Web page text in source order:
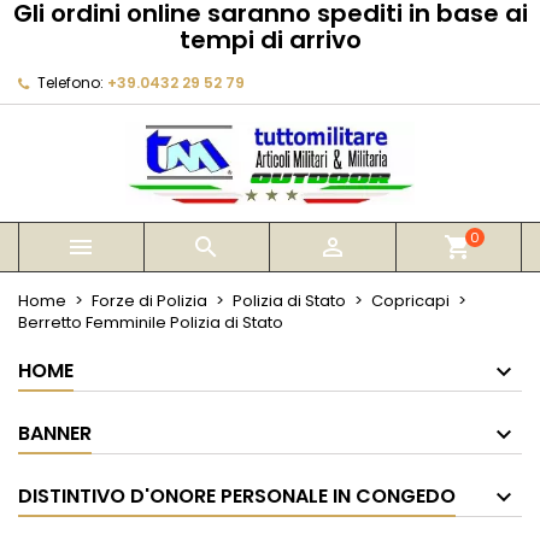
Gli ordini online saranno spediti in base ai
tempi di arrivo
Telefono: +39.0432 29 52 79
   shopping_cart0
Home Forze di Polizia Polizia di Stato
Copricapi
Berretto Femminile Polizia di Stato
HOME
BANNER
DISTINTIVO D'ONORE PERSONALE IN CONGEDO
My wishlists
add_circle_outline Create new list
Crea lista dei desideri
Annulla Crea lista dei desideri
Devi avere effettuato l'accesso per salvare dei
prodotti nella tua lista dei desideri.
Annulla